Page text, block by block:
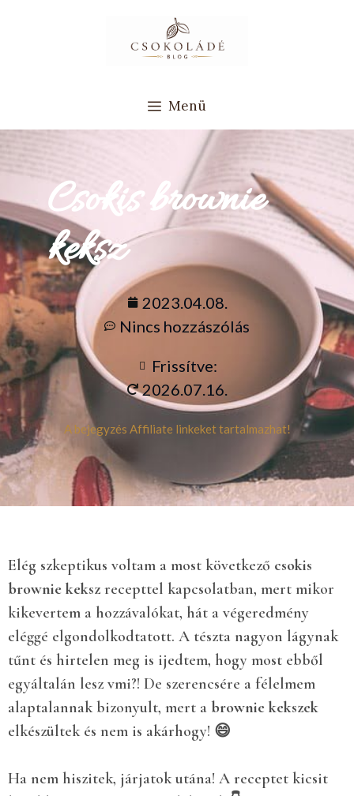
Menü
Csokis brownie
keksz
2023.04.08.
Nincs hozzászólás
Frissítve:
2026.07.16.
A bejegyzés Affiliate linkeket tartalmazhat!
Elég szkeptikus voltam a most következő csokis
brownie keksz recepttel kapcsolatban, mert mikor
kikevertem a hozzávalókat, hát a végeredmény
eléggé elgondolkodtatott. A tészta nagyon lágynak
tűnt és hirtelen meg is ijedtem, hogy most ebből
egyáltalán lesz vmi?! De szerencsére a félelmem
alaptalannak bizonyult, mert a brownie kekszek
elkészültek és nem is akárhogy! 😄
Ha nem hiszitek, járjatok utána! A receptet kicsit